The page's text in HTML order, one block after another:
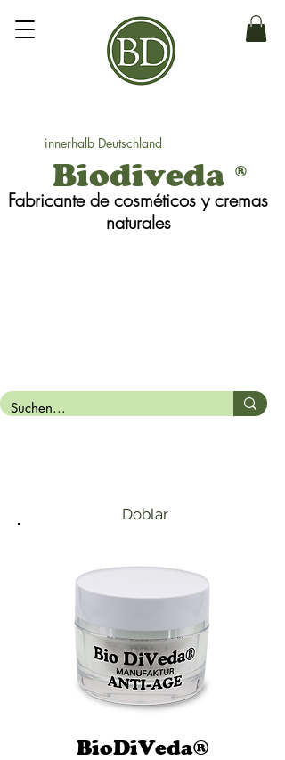
®
Biodiveda
Fabricante de cosméticos y cremas
naturales
innerhalb Deutschland
Doblar
BioDiVeda®